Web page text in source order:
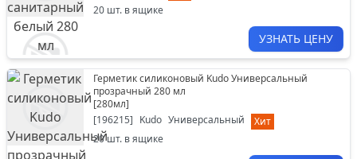
20 шт. в ящике
УЗНАТЬ ЦЕНУ
Герметик силиконовый Kudo Универсальный
прозрачный 280 мл
[280мл]
[196215] Kudo Универсальный
Хит
20шт. в ящике